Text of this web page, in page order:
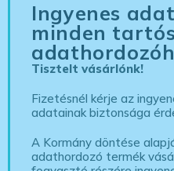
Ingyenes
minden tartós
Tisztelt vásárlónk!
Fizetésnél kérje az
adatainak biztonsága
A Kormány döntése
adathordozó termék